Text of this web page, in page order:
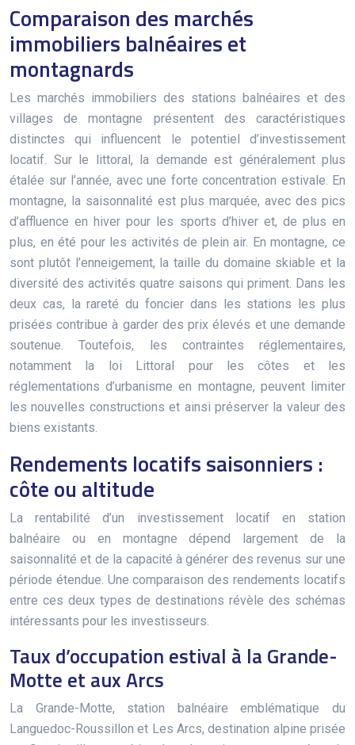
Comparaison des marchés
immobiliers balnéaires et
montagnards
Les marchés immobiliers des stations balnéaires et des
villages de montagne présentent des caractéristiques
distinctes qui influencent le potentiel d’investissement
locatif. Sur le littoral, la demande est généralement plus
étalée sur l’année, avec une forte concentration estivale. En
montagne, la saisonnalité est plus marquée, avec des pics
d’affluence en hiver pour les sports d’hiver et, de plus en
plus, en été pour les activités de plein air. En montagne, ce
sont plutôt l’enneigement, la taille du domaine skiable et la
diversité des activités quatre saisons qui priment. Dans les
deux cas, la rareté du foncier dans les stations les plus
prisées contribue à garder des prix élevés et une demande
soutenue. Toutefois, les contraintes réglementaires,
notamment la loi Littoral pour les côtes et les
réglementations d’urbanisme en montagne, peuvent limiter
les nouvelles constructions et ainsi préserver la valeur des
biens existants.
Rendements locatifs saisonniers :
côte ou altitude
La rentabilité d’un investissement locatif en station
balnéaire ou en montagne dépend largement de la
saisonnalité et de la capacité à générer des revenus sur une
période étendue. Une comparaison des rendements locatifs
entre ces deux types de destinations révèle des schémas
intéressants pour les investisseurs.
Taux d’occupation estival à la Grande-
Motte et aux Arcs
La Grande-Motte, station balnéaire emblématique du
Languedoc-Roussillon et Les Arcs, destination alpine prisée